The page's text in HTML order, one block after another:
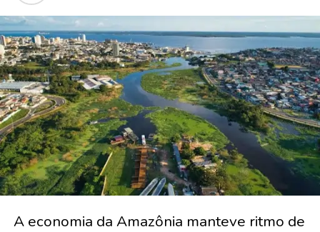
A economia da Amazônia manteve ritmo de